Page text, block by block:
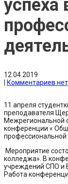
успеха
12.04.2019
Комментариев нет
11 апреля
преподавателя
Межрегиональной
конференции «
профессиональной
Мероприятие
колледжа». В
учреждений СПО и
Работа